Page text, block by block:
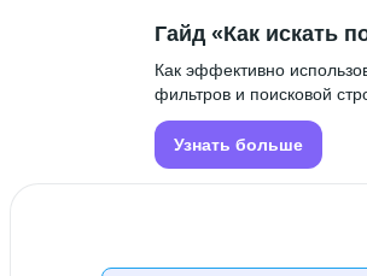
Гайд «Как искать
Как эффективно
фильтров и поисковой
Узнать больше